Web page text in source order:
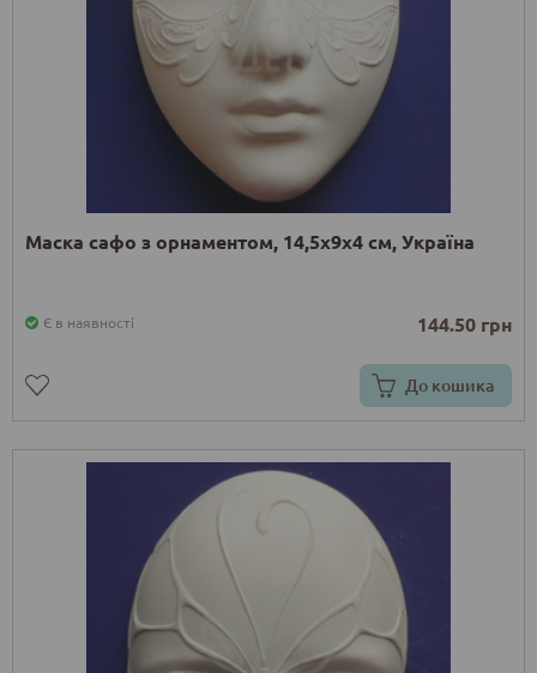
Маска сафо з орнаментом, 14,5х9х4 см, Україна
Є в наявності 144.50 грн
До кошика